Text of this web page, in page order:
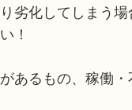
劣化してしまう
！
あるもの、稼働・